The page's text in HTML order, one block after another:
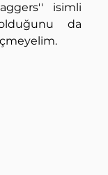
isimli
da